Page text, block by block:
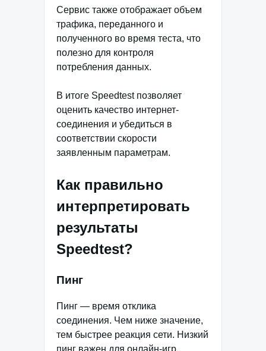
Сервис также отображает объем
трафика, переданного и
полученного во время теста, что
полезно для контроля
потребления данных.
В итоге Speedtest позволяет
оценить качество интернет-
соединения и убедиться в
соответствии скорости
заявленным параметрам.
Как правильно
интерпретировать
результаты
Speedtest?
Пинг
Пинг — время отклика
соединения. Чем ниже значение,
тем быстрее реакция сети. Низкий